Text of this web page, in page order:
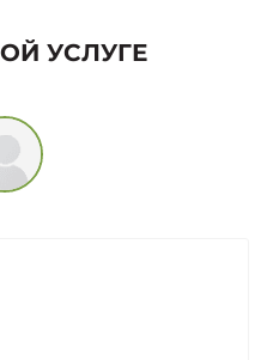
УСЛУГЕ